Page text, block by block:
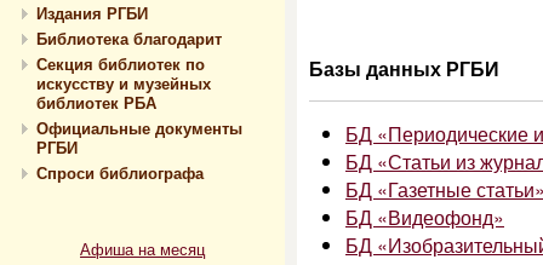
Издания РГБИ
Библиотека благодарит
Секция библиотек по
искусству и музейных
библиотек РБА
Официальные документы
РГБИ
Спроси библиографа
Афиша на месяц
Базы данных РГБИ
БД «Периодические
БД «Статьи из
БД «Газетные
БД «Видеофонд»
БД